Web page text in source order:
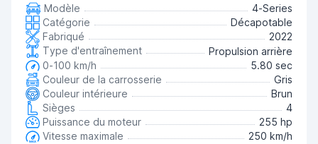
Modèle
4-Series
Catégorie
Décapotable
Fabriqué
2022
Type d'entraînement
Propulsion arrière
0-100 km/h
5.80 sec
Couleur de la carrosserie
Gris
Couleur intérieure
Brun
Sièges
4
Puissance du moteur
255 hp
Vitesse maximale
250 km/h